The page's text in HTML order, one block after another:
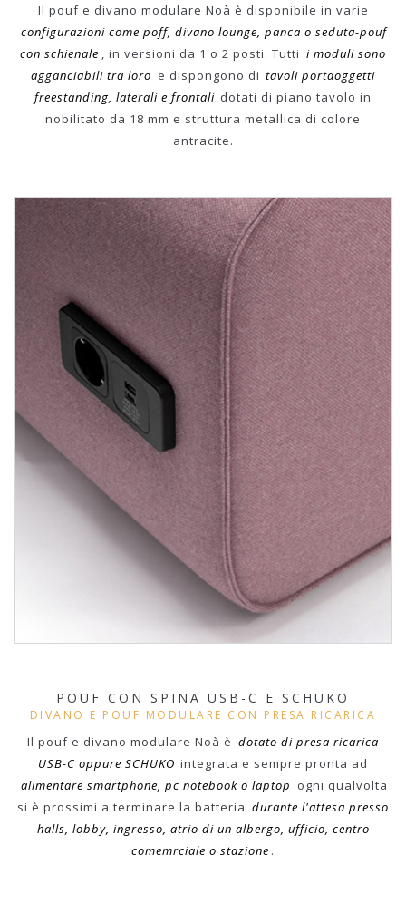
Il pouf e divano modulare Noà è disponibile in varie
configurazioni come poff, divano lounge, panca o seduta-pouf
con schienale , in versioni da 1 o 2 posti. Tutti i moduli sono
agganciabili tra loro e dispongono di tavoli portaoggetti
freestanding, laterali e frontali dotati di piano tavolo in
nobilitato da 18 mm e struttura metallica di colore
antracite.
POUF CON SPINA USB-C E SCHUKO
DIVANO E POUF MODULARE CON PRESA RICARICA
Il pouf e divano modulare Noà è dotato di presa ricarica
USB-C oppure SCHUKO integrata e sempre pronta ad
alimentare smartphone, pc notebook o laptop ogni qualvolta
si è prossimi a terminare la batteria durante l'attesa presso
halls, lobby, ingresso, atrio di un albergo, ufficio, centro
comemrciale o stazione .